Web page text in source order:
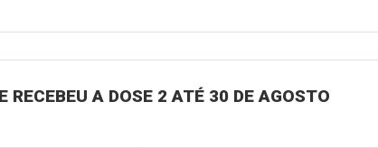
RECEBEU A DOSE 2 ATÉ 30 DE AGOSTO